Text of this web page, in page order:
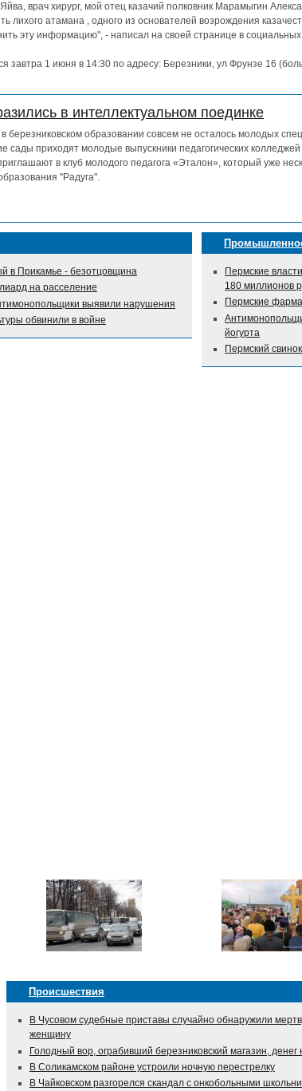
врач хирург, мой отец казачий полковник Марамыгин
лихого атамана , одного из основателей возрождения
эту информацию", - написал на своей странице в
завтра 1 июня в 14:30 по адресу: Березники, ул Фрунзе 16
в интеллектуальном поединке
березниковском образовании совсем не осталось молодых
сады приходят молодые выпускники педагогических колледжей
в клуб молодого педагога «Эталон», который уже
"Радуга".
в Прикамье - безотцовщина
на расселение
выявили нарушения
обвинили в войне
Пермские
180 миллионов
Пермские
йогурта
Пермский
Происшествия
В Чусовом судебные приставы случайно обнаружили
женщину
Голодный вор, ограбивший березниковский магазин, денег
В Соликамском районе устроили ночную перестрелку
В Чайковском разгорелся скандал с онкобольными